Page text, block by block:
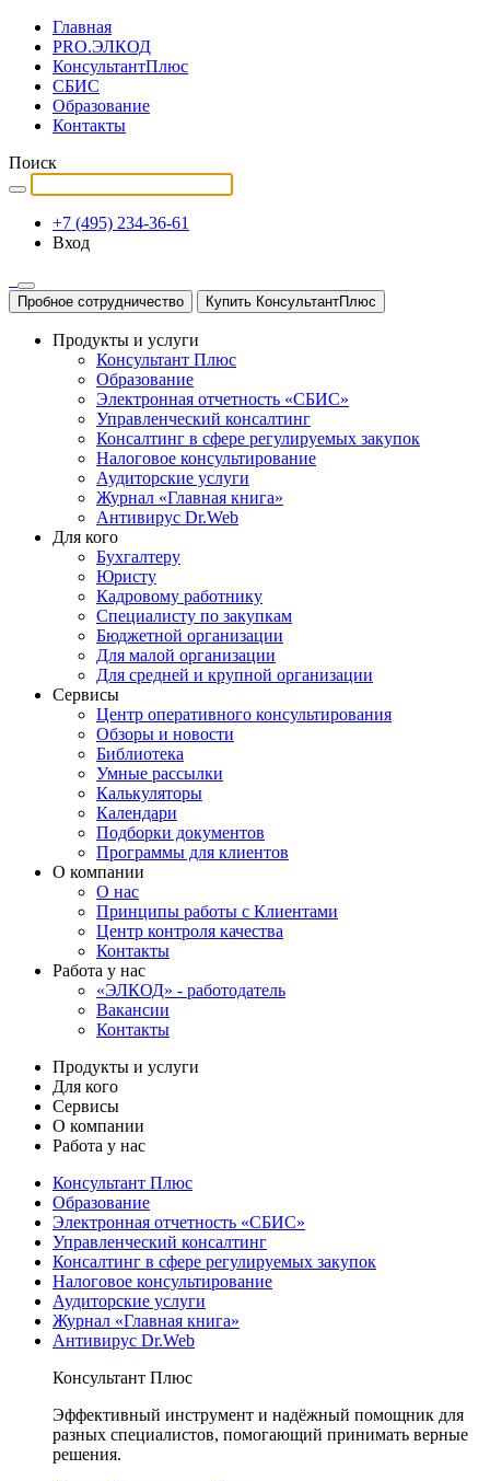
Главная
PRO.ЭЛКОД
КонсультантПлюс
СБИС
Образование
Контакты
Поиск
+7 (495) 234-36-61
Вход
Пробное сотрудничество Купить КонсультантПлюс
Продукты и услуги
Консультант Плюс
Образование
Электронная отчетность «СБИС»
Управленческий консалтинг
Консалтинг в сфере регулируемых закупок
Налоговое консультирование
Аудиторские услуги
Журнал «Главная книга»
Антивирус Dr.Web
Для кого
Бухгалтеру
Юристу
Кадровому работнику
Специалисту по закупкам
Бюджетной организации
Для малой организации
Для средней и крупной организации
Сервисы
Центр оперативного консультирования
Обзоры и новости
Библиотека
Умные рассылки
Калькуляторы
Календари
Подборки документов
Программы для клиентов
О компании
О нас
Принципы работы с Клиентами
Центр контроля качества
Контакты
Работа у нас
«ЭЛКОД» - работодатель
Вакансии
Контакты
Продукты и услуги
Для кого
Сервисы
О компании
Работа у нас
Консультант Плюс
Образование
Электронная отчетность «СБИС»
Управленческий консалтинг
Консалтинг в сфере регулируемых закупок
Налоговое консультирование
Аудиторские услуги
Журнал «Главная книга»
Антивирус Dr.Web
Консультант Плюс
Эффективный инструмент и надёжный помощник для
разных специалистов, помогающий принимать верные
решения.